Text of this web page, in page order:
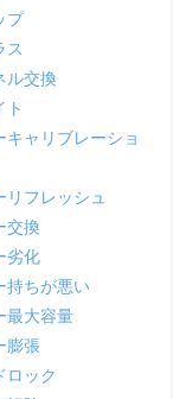
プ
ス
ル交換
ト
キャリブレーショ
リフレッシュ
交換
劣化
持ちが悪い
最大容量
膨張
ロック